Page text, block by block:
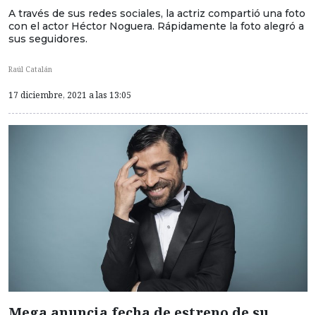
A través de sus redes sociales, la actriz compartió una foto
con el actor Héctor Noguera. Rápidamente la foto alegró a
sus seguidores.
Raúl Catalán
17 diciembre, 2021 a las 13:05